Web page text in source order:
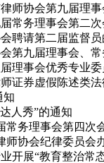
师协会第九届理
常务理事会第二
聘请第二届监督
第九届理事会、
理事会优秀专业
证券虚假陈述类
知
人秀”的通知
常务理事会第四次
师协会纪律委员会
开展“教育整治常